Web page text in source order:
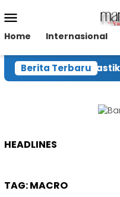
ke
kontenMobile
Home Internasional
Berita Terbaru
Menhut
HEADLINES
TAG:MACRO